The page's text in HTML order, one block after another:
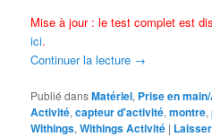
Mise à jour : le test complet est
ici.
Continuer la lecture →
Publié dansMatériel, Prise en
Activité,capteur d'activité,montre,
Withings,Withings Activité |